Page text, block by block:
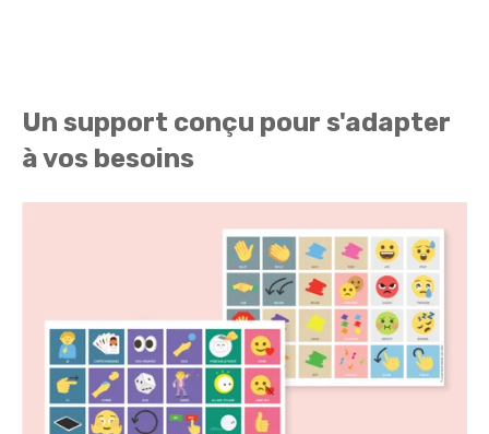
Un support conçu pour s'adapter
à vos besoins